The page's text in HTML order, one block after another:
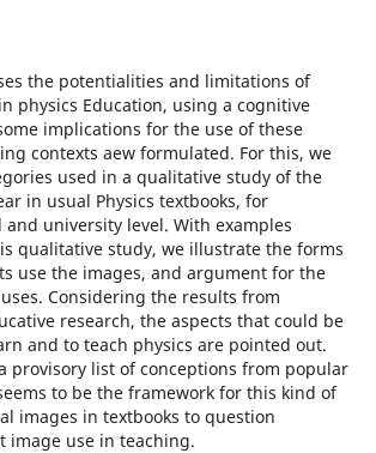
the potentialities and limitations of
physics Education, using a cognitive
implications for the use of these
contexts aew formulated. For this, we
used in a qualitative study of the
in usual Physics textbooks, for
and university level. With examples
qualitative study, we illustrate the forms
use the images, and argument for the
Considering the results from
research, the aspects that could be
and to teach physics are pointed out.
provisory list of conceptions from popular
to be the framework for this kind of
images in textbooks to question
image use in teaching.